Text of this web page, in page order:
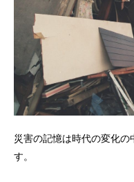
災害の記憶は時代の変化
す。